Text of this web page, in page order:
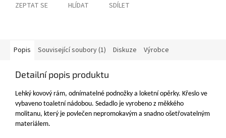
ZEPTAT SE HLÍDAT SDÍLET
Popis Související soubory (1) Diskuze Výrobce
Detailní popis produktu
Lehký kovový rám, odnímatelné podnožky a loketní opěrky. Křeslo ve
vybaveno toaletní nádobou. Sedadlo je vyrobeno z měkkého
molitanu, který je povlečen nepromokavým a snadno ošetřovatelným
materiálem.